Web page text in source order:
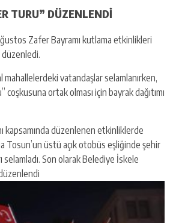
TURU” DÜZENLENDİ
Zafer Bayramı kutlama etkinlikleri
düzenledi.
vatandaşlar selamlanırken,
coşkusuna ortak olması için bayrak dağıtımı
kapsamında düzenlenen etkinliklerde
Tosun’un üstü açık otobüs eşliğinde şehir
selamladı. Son olarak Belediye İskele